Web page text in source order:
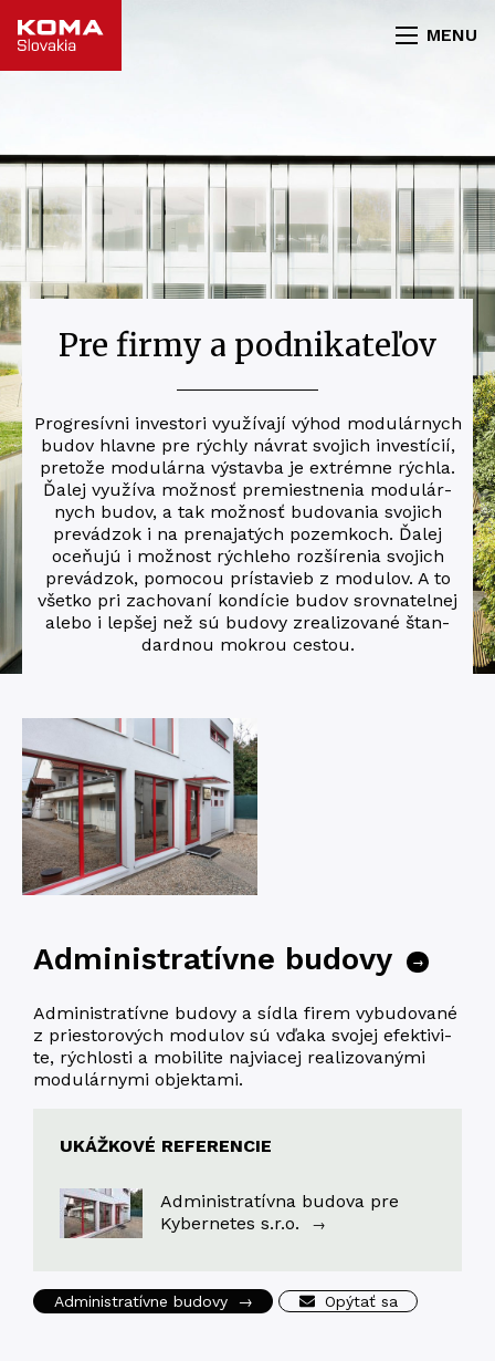
MENU
Pre firmy a podnikateľov
Pro­gre­sív­ni inves­to­ri vyu­ží­va­jí výhod modu­lár­nych
budov hlav­ne pre rých­ly návrat svojich inves­tícií,
preto­že modu­lár­na výstav­ba je extrém­ne rých­la.
Ďalej vyu­ží­va­ mož­nosť pre­mies­tne­nia modu­lár­
nych budov, a tak mož­nosť budo­va­nia svojich
prevád­zo­k i na pre­na­ja­tých pozem­koch. Ďalej
oce­ňu­jú i mož­nost rých­le­ho roz­ší­re­nia svojich
pre­vádzok­, pomo­cou prí­sta­vieb z modu­lov. A to
všetko pri zacho­va­ní kon­dí­cie budov srov­na­tel­nej
alebo i lep­šej než sú budo­vy zrealizova­né štan­
dard­nou mokrou cestou.
Administratívne budovy →
Admi­nis­tra­tív­ne budo­vy a síd­la firem vybu­do­va­né
z prie­sto­ro­vých modu­lov sú vďaka svojej efek­ti­vi­
te, rých­los­ti a mobi­li­te naj­viacej rea­li­zo­va­nými
modu­lár­nymi objektami.
UKÁŽKOVÉ REFERENCIE
Administratívna budova pre
Kybernetes s.r.o.
→
Administratívne budovy → Opýtať sa